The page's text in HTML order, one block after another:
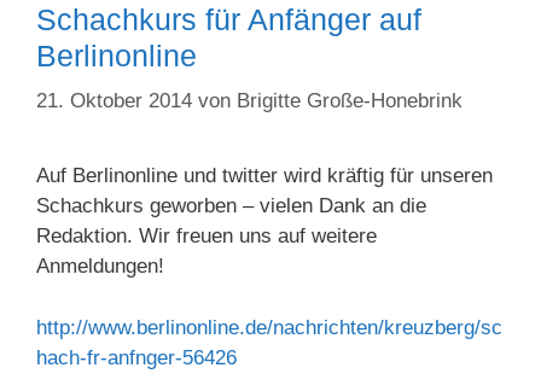
Schachkurs für Anfänger auf
Berlinonline
21. Oktober 2014 von Brigitte Große-Honebrink
Auf Berlinonline und twitter wird kräftig für unseren
Schachkurs geworben – vielen Dank an die
Redaktion. Wir freuen uns auf weitere
Anmeldungen!
http://www.berlinonline.de/nachrichten/kreuzberg/sc
hach-fr-anfnger-56426